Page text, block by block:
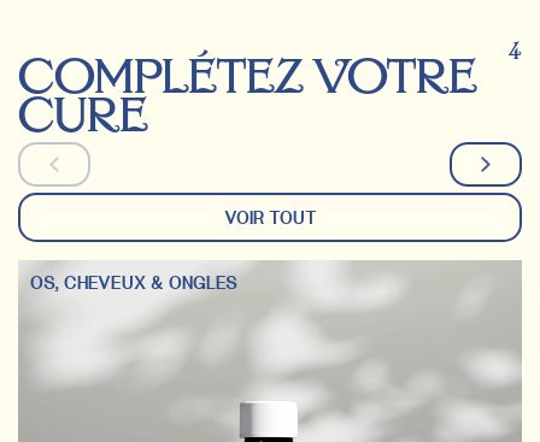
complétez votre
cure
4
VOIR TOUT
OS, CHEVEUX & ONGLES